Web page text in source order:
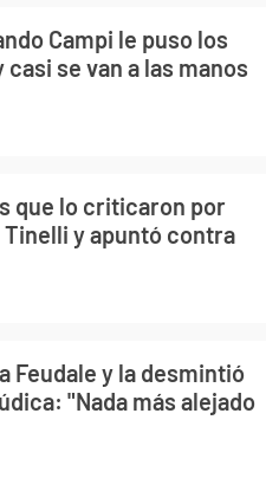
Campi le puso los
se van a las manos
que lo criticaron por
y apuntó contra
Feudale y la desmintió
"Nada más alejado